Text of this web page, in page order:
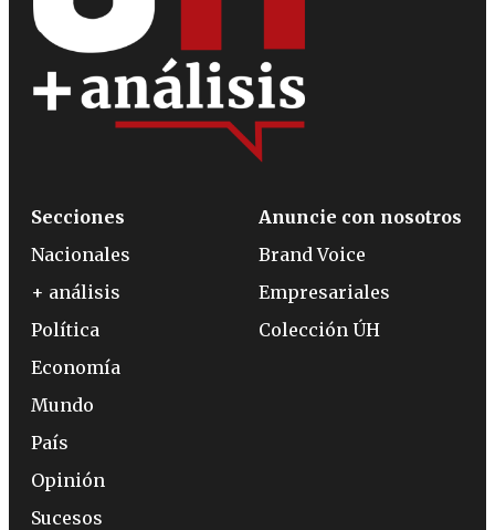
Secciones
Nacionales
+ análisis
Política
Economía
Mundo
País
Opinión
Sucesos
Anuncie con nosotros
Brand Voice
Empresariales
Colección ÚH